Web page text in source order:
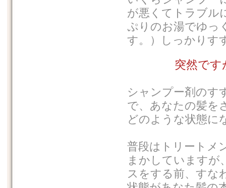
が悪くてトラブル
ぷりのお湯でゆっ
す。）しっかりす
突然で
シャンプー剤のす
で、あなたの髪を
どのような状態に
普段はトリートメ
まかしていますが
スをする前、すな